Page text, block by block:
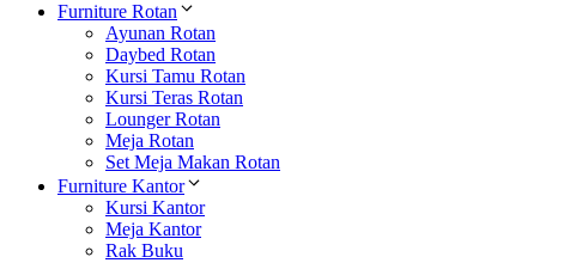
Furniture Rotan
Ayunan Rotan
Daybed Rotan
Kursi Tamu Rotan
Kursi Teras Rotan
Lounger Rotan
Meja Rotan
Set Meja Makan Rotan
Furniture Kantor
Kursi Kantor
Meja Kantor
Rak Buku